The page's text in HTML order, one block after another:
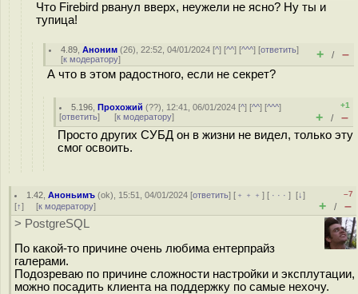
Что Firebird рванул вверх, неужели не ясно? Ну ты и
тупица!
4.89 ,Аноним (26), 22:52, 04/01/2024 [^] [^^] [^^^] [ответить]
[к модератору] + / –
А что в этом радостного, если не секрет?
5.196 ,Прохожий (??), 12:41, 06/01/2024 [^] [^^] [^^^]
[ответить] [к модератору]
+1
+ / –
Просто других СУБД он в жизни не видел, только эту
смог освоить.
1.42 ,Аноньимъ (ok), 15:51, 04/01/2024 [ответить] [ ﹢﹢﹢] [ · · ·][↓]
[↑] [к модератору]
–7
+ / –
> PostgreSQL
По какой-то причине очень любима ентерпрайз
галерами.
Подозреваю по причине сложности настройки и эксплутации,
можно посадить клиента на поддержку по самые нехочу.